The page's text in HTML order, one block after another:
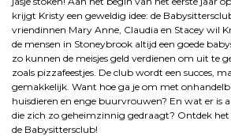
krijgt Kristy een geweldig idee: de
vriendinnen Mary Anne, Claudia en Stacey wil
de mensen in Stoneybrook altijd een goede
zo kunnen de meisjes geld verdienen om uit te
zoals pizzafeestjes. De club wordt een succes,
gemakkelijk. Want hoe ga je om met
huisdieren en enge buurvrouwen? En wat er is
die zich zo geheimzinnig gedraagt? Ontdek het
de Babysittersclub!